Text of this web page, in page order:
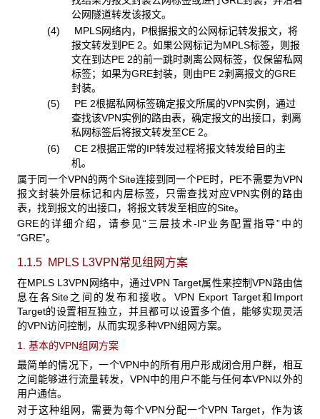
公网隧道转发该报文。
(4) MPLS网络内，P根据报文的公网标记转发报文，将
报文转发到PE 2。如果公网标记为MPLS标签，则报
文在到达PE 2的前一跳时剥离公网标签，仅保留私网
标签；如果为GRE封装，则由PE 2剥离报文的GRE
封装。
(5) PE 2根据私网标签确定报文所属的VPN实例，通过
查找该VPN实例的路由表，确定报文的出接口，剥离
私网标签后将报文转发至CE 2。
(6) CE 2根据正常的IP转发过程将报文转发给目的主
机。
属于同一个VPN的两个Site连接到同一个PE时，PE不需要为VPN
报文封装外层标记和内层标签，只需查找对应VPN实例的路由
表，找到报文的出接口，将报文转发至相应的Site。
GRE的详细介绍，请参见“三层技术-IP业务配置指导”中的
“GRE”。
1.1.5 MPLS L3VPN 常见组网方案
在MPLS L3VPN 网络中，通过VPN Target属性来控制VPN路由信
息在各Site之间的发布和接收。VPN Export Target和Import
Target的设置相互独立，并且都可以设置多个值，能够实现灵活
的VPN访问控制，从而实现多种VPN组网方案。
1. 基本的VPN组网方案
最简单的情况下，一个VPN中的所有用户形成闭合用户群，相互
之间能够进行流量转发，VPN中的用户不能与任何本VPN以外的
用户通信。
对于这种组网，需要为每个VPN分配一个VPN Target，作为该